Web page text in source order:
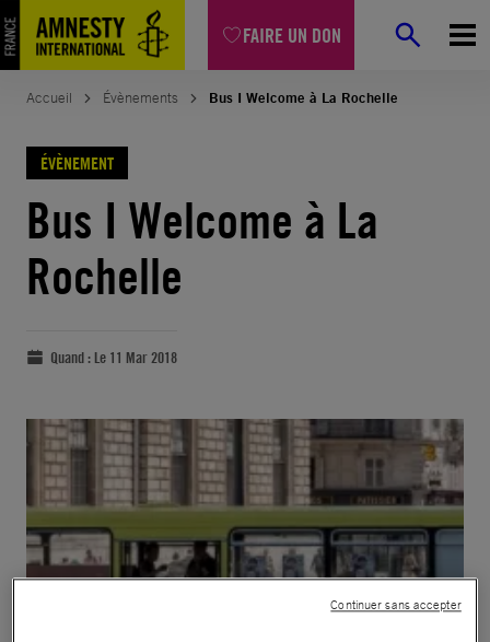
FAIRE UN DON
Accueil Évènements Bus I Welcome à La Rochelle
ÉVÈNEMENT
Bus I Welcome à La
Rochelle
Quand : Le 11 Mar 2018
Continuer sans accepter